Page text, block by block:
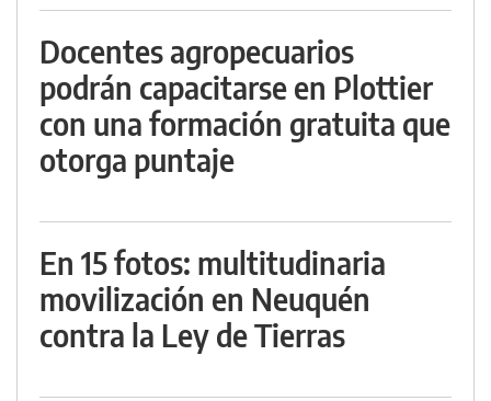
Docentes agropecuarios
podrán capacitarse en Plottier
con una formación gratuita que
otorga puntaje
En 15 fotos: multitudinaria
movilización en Neuquén
contra la Ley de Tierras